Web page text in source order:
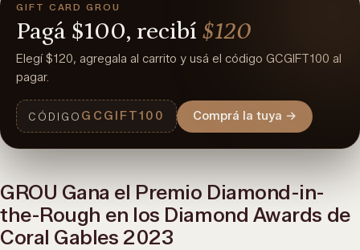
GIFT CARD GROU
Pagá $100, recibí $120
Elegí $120, agregala al carrito y usá el código GCGIFT100 al
pagar.
CÓDIGO GCGIFT100 Comprá la tuya →
GROU Gana el Premio Diamond-in-
the-Rough en los Diamond Awards de
Coral Gables 2023